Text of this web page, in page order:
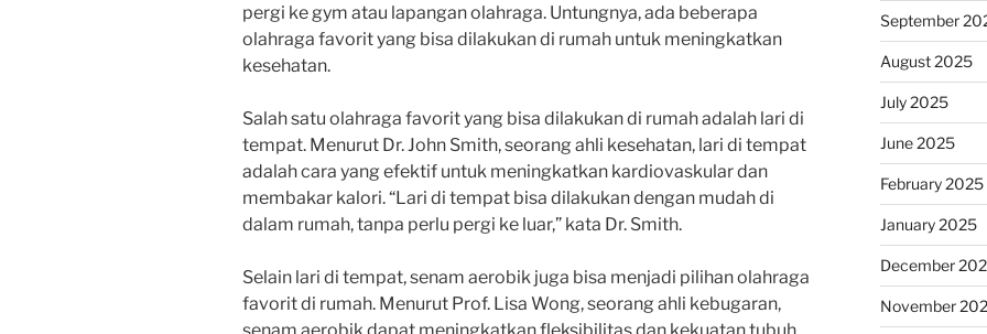
pergi ke gym atau lapangan olahraga. Untungnya, ada beberapa
olahraga favorit yang bisa dilakukan di rumah untuk meningkatkan
kesehatan.
Salah satu olahraga favorit yang bisa dilakukan di rumah adalah lari di
tempat. Menurut Dr. John Smith, seorang ahli kesehatan, lari di tempat
adalah cara yang efektif untuk meningkatkan kardiovaskular dan
membakar kalori. “Lari di tempat bisa dilakukan dengan mudah di
dalam rumah, tanpa perlu pergi ke luar,” kata Dr. Smith.
Selain lari di tempat, senam aerobik juga bisa menjadi pilihan olahraga
favorit di rumah. Menurut Prof. Lisa Wong, seorang ahli kebugaran,
September
August 2025
July 2025
June 2025
February 2025
January 2025
December
November